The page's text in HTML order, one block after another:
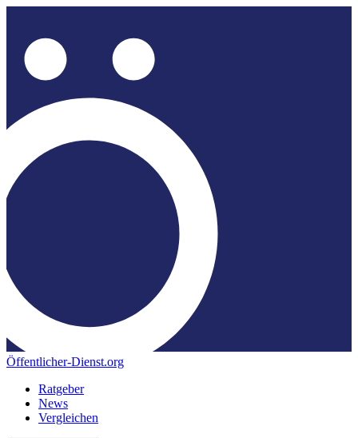
Öffentlicher-Dienst.org
Ratgeber
News
Vergleichen